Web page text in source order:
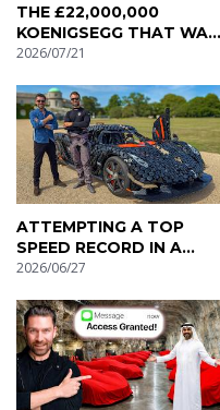
THE £22,000,000
KOENIGSEGG THAT WAS
STOLEN IN MONACO
2026/07/21
ATTEMPTING A TOP
SPEED RECORD IN A
LEGO HYPER CAR
2026/06/27